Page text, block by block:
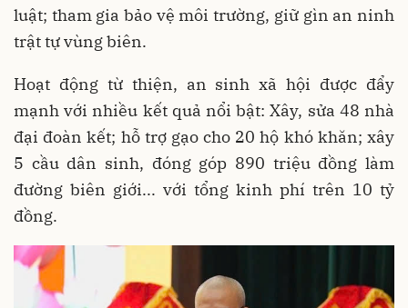
luật; tham gia bảo vệ môi trường, giữ gìn an ninh
trật tự vùng biên.
Hoạt động từ thiện, an sinh xã hội được đẩy
mạnh với nhiều kết quả nổi bật: Xây, sửa 48 nhà
đại đoàn kết; hỗ trợ gạo cho 20 hộ khó khăn; xây
5 cầu dân sinh, đóng góp 890 triệu đồng làm
đường biên giới... với tổng kinh phí trên 10 tỷ
đồng.